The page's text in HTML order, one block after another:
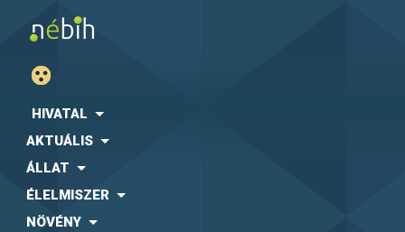
HIVATAL
AKTUÁLIS
ÁLLAT
ÉLELMISZER
NÖVÉNY